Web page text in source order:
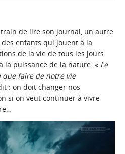
de lire son journal, un autre
enfants qui jouent à la
de la vie de tous les jours
la puissance de la nature. « Le
que faire de notre vie
: on doit changer nos
si on veut continuer à vivre